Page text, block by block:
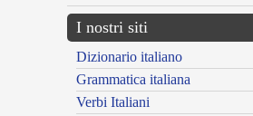
I nostri siti
Dizionario italiano
Grammatica italiana
Verbi Italiani